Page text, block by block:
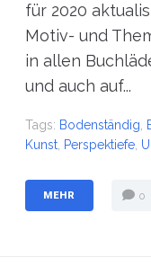
für 2020
Motiv- und
in allen
und auch auf...
Tags: Bodenständig
Kunst Perspektiefe
MEHR 0